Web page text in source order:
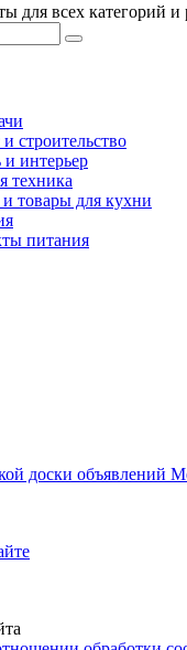
для всех категорий и
строительство
интерьер
техника
товары для кухни
питания